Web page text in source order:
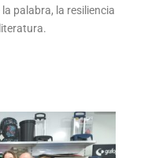
palabra, la resiliencia